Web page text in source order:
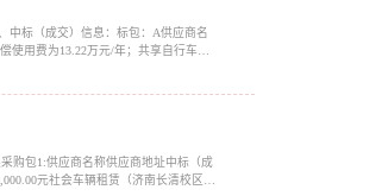
中标（成交）信息：标包：A供应商名
使用费为13.22万元/年；共享自行车价
购包1:供应商名称供应商地址中标（成
元社会车辆租赁（济南长清校区）